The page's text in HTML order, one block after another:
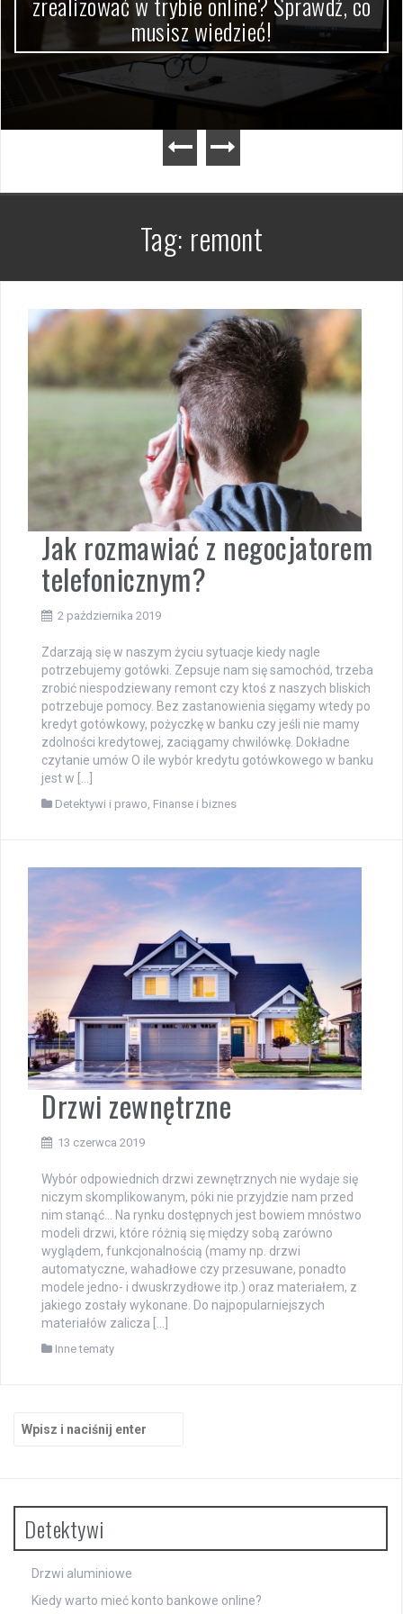
musisz wiedzieć!
Tag: remont
Jak rozmawiać z negocjatorem
telefonicznym?
2 października 2019
Zdarzają się w naszym życiu sytuacje kiedy nagle
potrzebujemy gotówki. Zepsuje nam się samochód, trzeba
zrobić niespodziewany remont czy ktoś z naszych bliskich
potrzebuje pomocy. Bez zastanowienia sięgamy wtedy po
kredyt gotówkowy, pożyczkę w banku czy jeśli nie mamy
zdolności kredytowej, zaciągamy chwilówkę. Dokładne
czytanie umów O ile wybór kredytu gotówkowego w banku
jest w […]
Detektywi i prawo, Finanse i biznes
Drzwi zewnętrzne
13 czerwca 2019
Wybór odpowiednich drzwi zewnętrznych nie wydaje się
niczym skomplikowanym, póki nie przyjdzie nam przed
nim stanąć… Na rynku dostępnych jest bowiem mnóstwo
modeli drzwi, które różnią się między sobą zarówno
wyglądem, funkcjonalnością (mamy np. drzwi
automatyczne, wahadłowe czy przesuwane, ponadto
modele jedno- i dwuskrzydłowe itp.) oraz materiałem, z
jakiego zostały wykonane. Do najpopularniejszych
materiałów zalicza […]
Inne tematy
Szukaj:
Detektywi
Drzwi aluminiowe
Kiedy warto mieć konto bankowe online?